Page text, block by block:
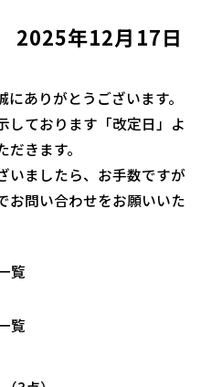
2025年12月17日
ありがとうございます。
しております「改定日」よ
きます。
いましたら、お手数ですが
お問い合わせをお願いいた
覧
覧